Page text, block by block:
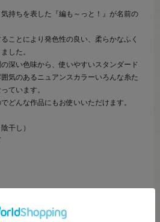
持ちを表した『編も～っと！』が名前の
ことにより発色性の良い、柔らかなふく
した。
深い色味から、使いやすいスタンダード
気のあるニュアンスカラーいろんな糸た
ています。
どんな作品にもお使いいただけます。
干し）
しやすいので、白・淡色品と分けて洗っ